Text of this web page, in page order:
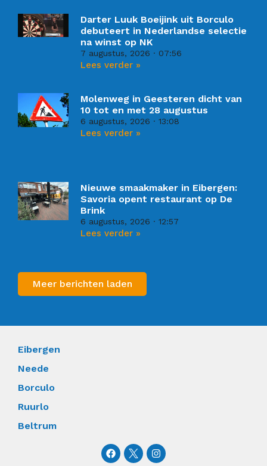
Darter Luuk Boeijink uit Borculo
debuteert in Nederlandse selectie
na winst op NK
7 augustus, 2026 07:56
Lees verder »
Molenweg in Geesteren dicht van
10 tot en met 28 augustus
6 augustus, 2026 13:08
Lees verder »
Nieuwe smaakmaker in Eibergen:
Savoria opent restaurant op De
Brink
6 augustus, 2026 12:57
Lees verder »
Meer berichten laden
Eibergen
Neede
Borculo
Ruurlo
Beltrum
F
a
I
n